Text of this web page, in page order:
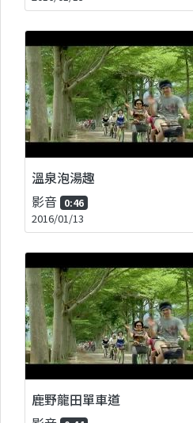
溫泉泡湯趣
影音 0:46
2016/01/13
鹿野龍田單車道